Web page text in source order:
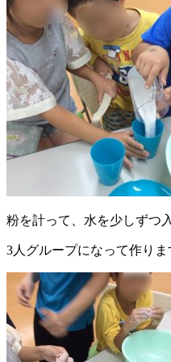
粉を計って、水を少しずつ
3人グループになって作り